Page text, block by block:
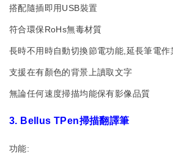
搭配隨插即用USB裝置
符合環保RoHs無毒材質
長時不用時自動切換節電功能,延長筆電作
支援在有顏色的背景上讀取文字
無論任何速度掃描均能保有影像品質
3. Bellus TPen掃描翻譯筆
功能: